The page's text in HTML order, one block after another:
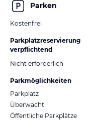
Parken
Kostenfrei
Parkplatzreservierung
verpflichtend
Nicht erforderlich
Parkmöglichkeiten
Parkplatz
Überwacht
Öffentliche Parkplätze